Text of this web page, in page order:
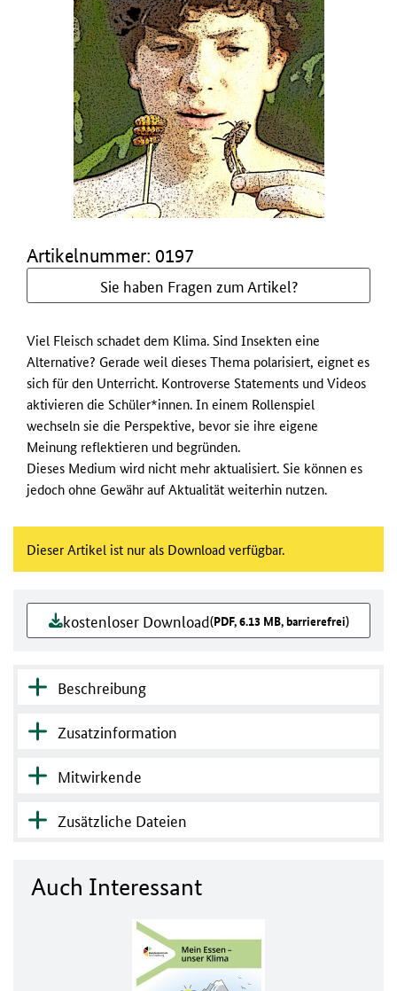
Artikelnummer: 0197
Sie haben Fragen zum Artikel?
Viel Fleisch schadet dem Klima. Sind Insekten eine
Alternative? Gerade weil dieses Thema polarisiert, eignet es
sich für den Unterricht. Kontroverse Statements und Videos
aktivieren die Schüler*innen. In einem Rollenspiel
wechseln sie die Perspektive, bevor sie ihre eigene
Meinung reflektieren und begründen.
Dieses Medium wird nicht mehr aktualisiert. Sie können es
jedoch ohne Gewähr auf Aktualität weiterhin nutzen.
Dieser Artikel ist nur als Download verfügbar.
kostenloser Download(PDF, 6.13 MB, barrierefrei)
Beschreibung
Zusatzinformation
Mitwirkende
Zusätzliche Dateien
Auch Interessant